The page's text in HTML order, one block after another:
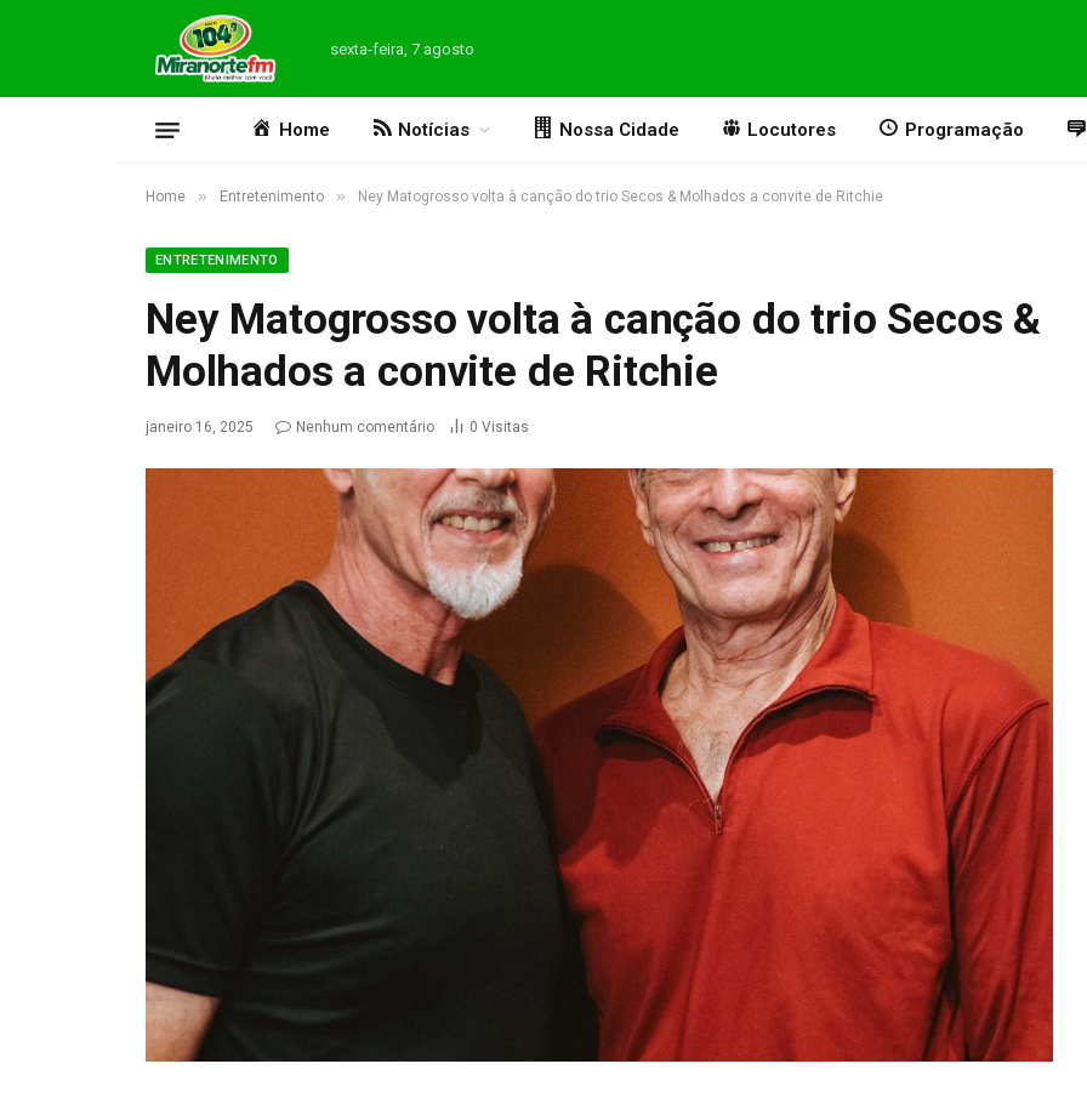
sexta-feira, 7 agosto
Home Notícias Nossa Cidade Locutores Programação
Home » Entretenimento » Ney Matogrosso volta à canção do trio Secos & Molhados a convite de Ritchie
ENTRETENIMENTO
Ney Matogrosso volta à canção do trio Secos &
Molhados a convite de Ritchie
janeiro 16, 2025 Nenhum comentário 0 Visitas